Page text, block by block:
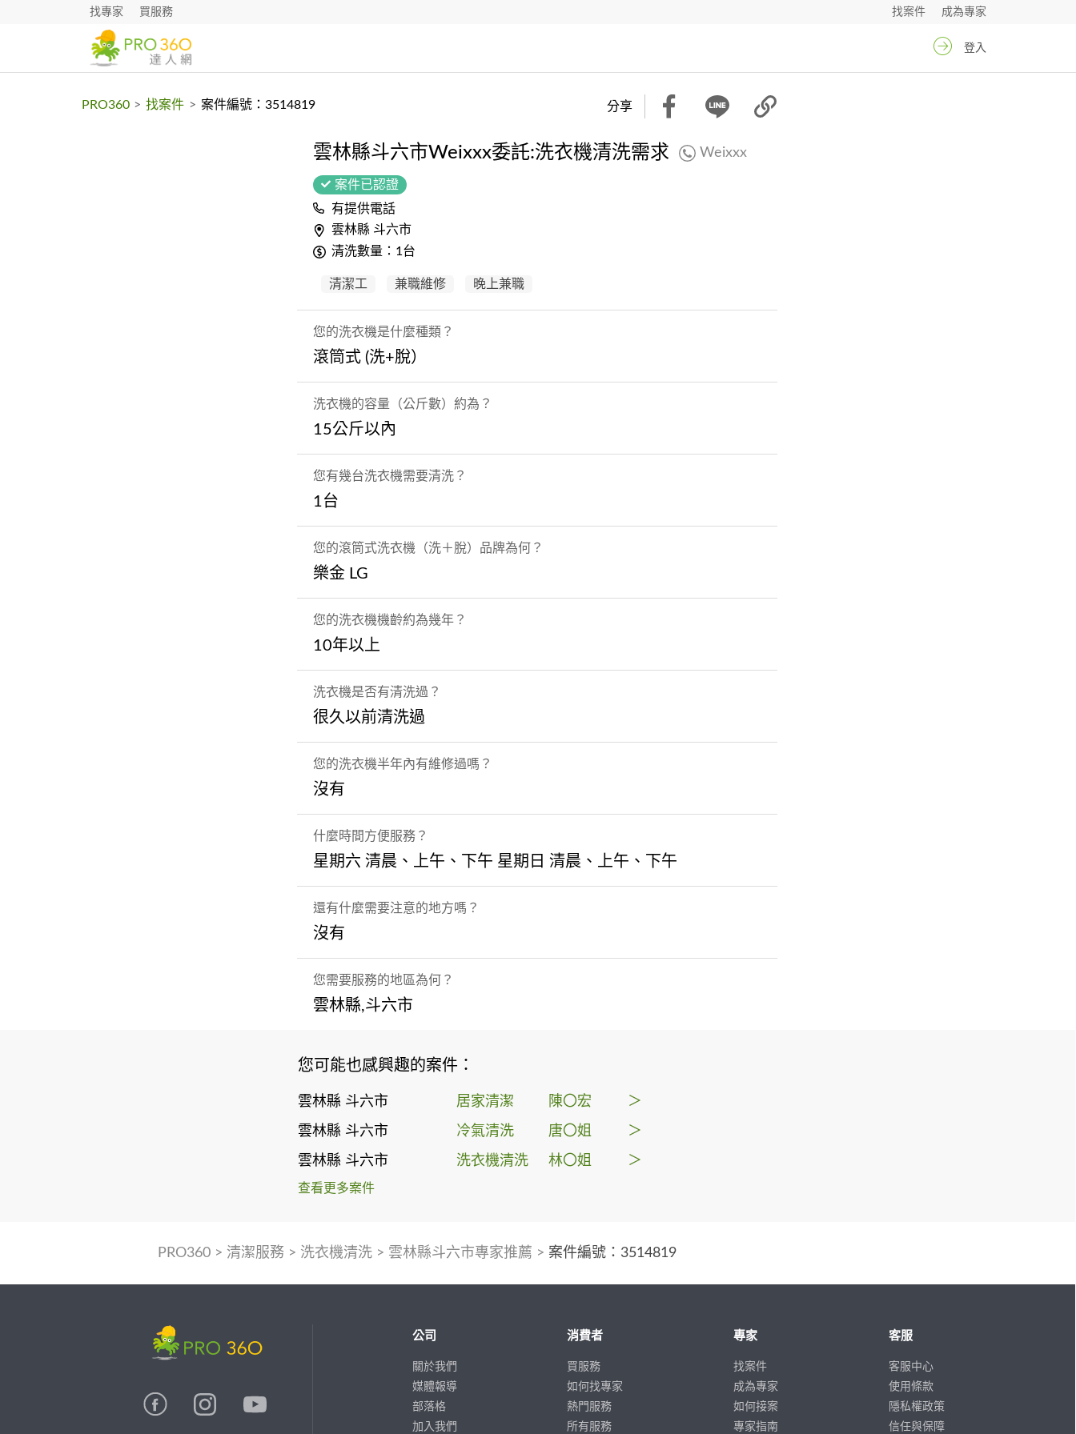
找專家 買服務 成為專家
找案件
登入
PRO360 > 找案件 > 案件編號：3514819 分享
雲林縣斗六市Weixxx委託:洗衣機清洗需求 Weixxx
案件已認證
有提供電話
雲林縣 斗六市
清洗數量：1台
清潔工 兼職維修 晚上兼職
您的洗衣機是什麼種類？
滾筒式 (洗+脫）
洗衣機的容量（公斤數）約為？
15公斤以內
您有幾台洗衣機需要清洗？
1台
您的滾筒式洗衣機（洗＋脫）品牌為何？
樂金 LG
您的洗衣機機齡約為幾年？
10年以上
洗衣機是否有清洗過？
很久以前清洗過
您的洗衣機半年內有維修過嗎？
沒有
什麼時間方便服務？
星期六 清晨、上午、下午 星期日 清晨、上午、下午
還有什麼需要注意的地方嗎？
沒有
您需要服務的地區為何？
雲林縣,斗六市
您可能也感興趣的案件：
雲林縣 斗六市 居家清潔 陳〇宏 ＞
雲林縣 斗六市 冷氣清洗 唐〇姐 ＞
雲林縣 斗六市 洗衣機清洗 林〇姐 ＞
查看更多案件
PRO360> 清潔服務 > 洗衣機清洗> 雲林縣斗六市專家推薦 > 案件編號：3514819
公司
關於我們
媒體報導
部落格
加入我們
消費者
買服務
如何找專家
熱門服務
所有服務
專家
找案件
成為專家
如何接案
專家指南
客服
客服中心
使用條款
隱私權政策
信任與保障